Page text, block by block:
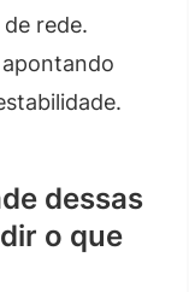
rede.
dessas
o que